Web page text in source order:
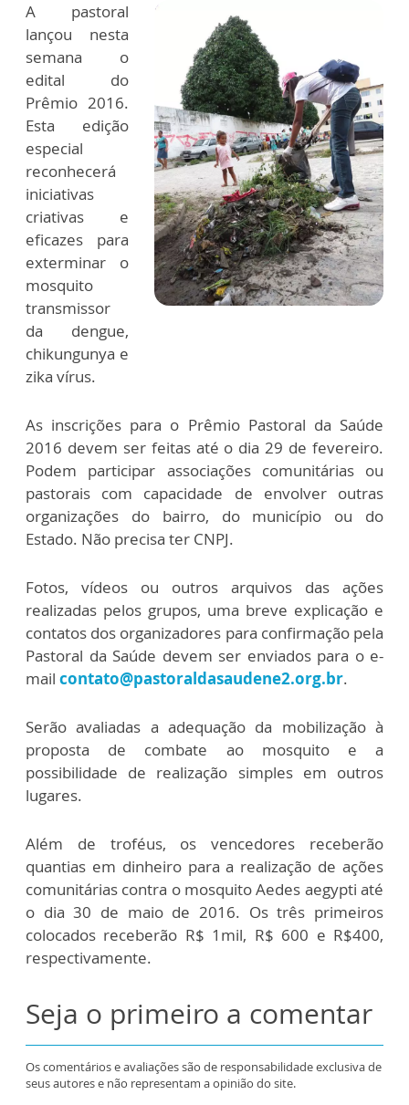
A pastoral
lançou nesta
semana o
edital do
Prêmio 2016.
Esta edição
especial
reconhecerá
iniciativas
criativas e
eficazes para
exterminar o
mosquito
transmissor
da dengue,
chikungunya e
zika vírus.
As inscrições para o Prêmio Pastoral da Saúde
2016 devem ser feitas até o dia 29 de fevereiro.
Podem participar associações comunitárias ou
pastorais com capacidade de envolver outras
organizações do bairro, do município ou do
Estado. Não precisa ter CNPJ.
Fotos, vídeos ou outros arquivos das ações
realizadas pelos grupos, uma breve explicação e
contatos dos organizadores para confirmação pela
Pastoral da Saúde devem ser enviados para o e-
mail contato@pastoraldasaudene2.org.br.
Serão avaliadas a adequação da mobilização à
proposta de combate ao mosquito e a
possibilidade de realização simples em outros
lugares.
Além de troféus, os vencedores receberão
quantias em dinheiro para a realização de ações
comunitárias contra o mosquito Aedes aegypti até
o dia 30 de maio de 2016. Os três primeiros
colocados receberão R$ 1mil, R$ 600 e R$400,
respectivamente.
Seja o primeiro a comentar
Os comentários e avaliações são de responsabilidade exclusiva de
seus autores e não representam a opinião do site.